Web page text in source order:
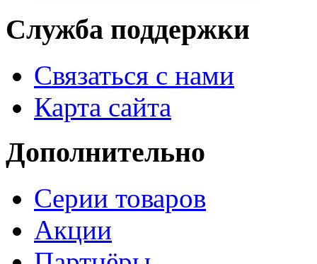
Служба поддержки
Связаться с нами
Карта сайта
Дополнительно
Серии товаров
Акции